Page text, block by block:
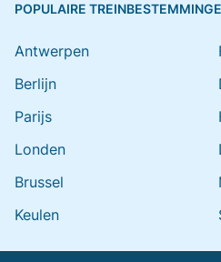
POPULAIRE
Antwerpen
Berlijn
Parijs
Londen
Brussel
Keulen